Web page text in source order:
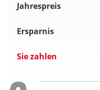
Jahrespreis
Ersparnis
Sie zahlen